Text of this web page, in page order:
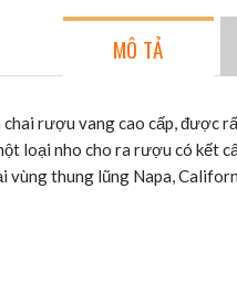
MÔ TẢ
rượu vang cao cấp, được
loại nho cho ra rượu có
vùng thung lũng Napa,